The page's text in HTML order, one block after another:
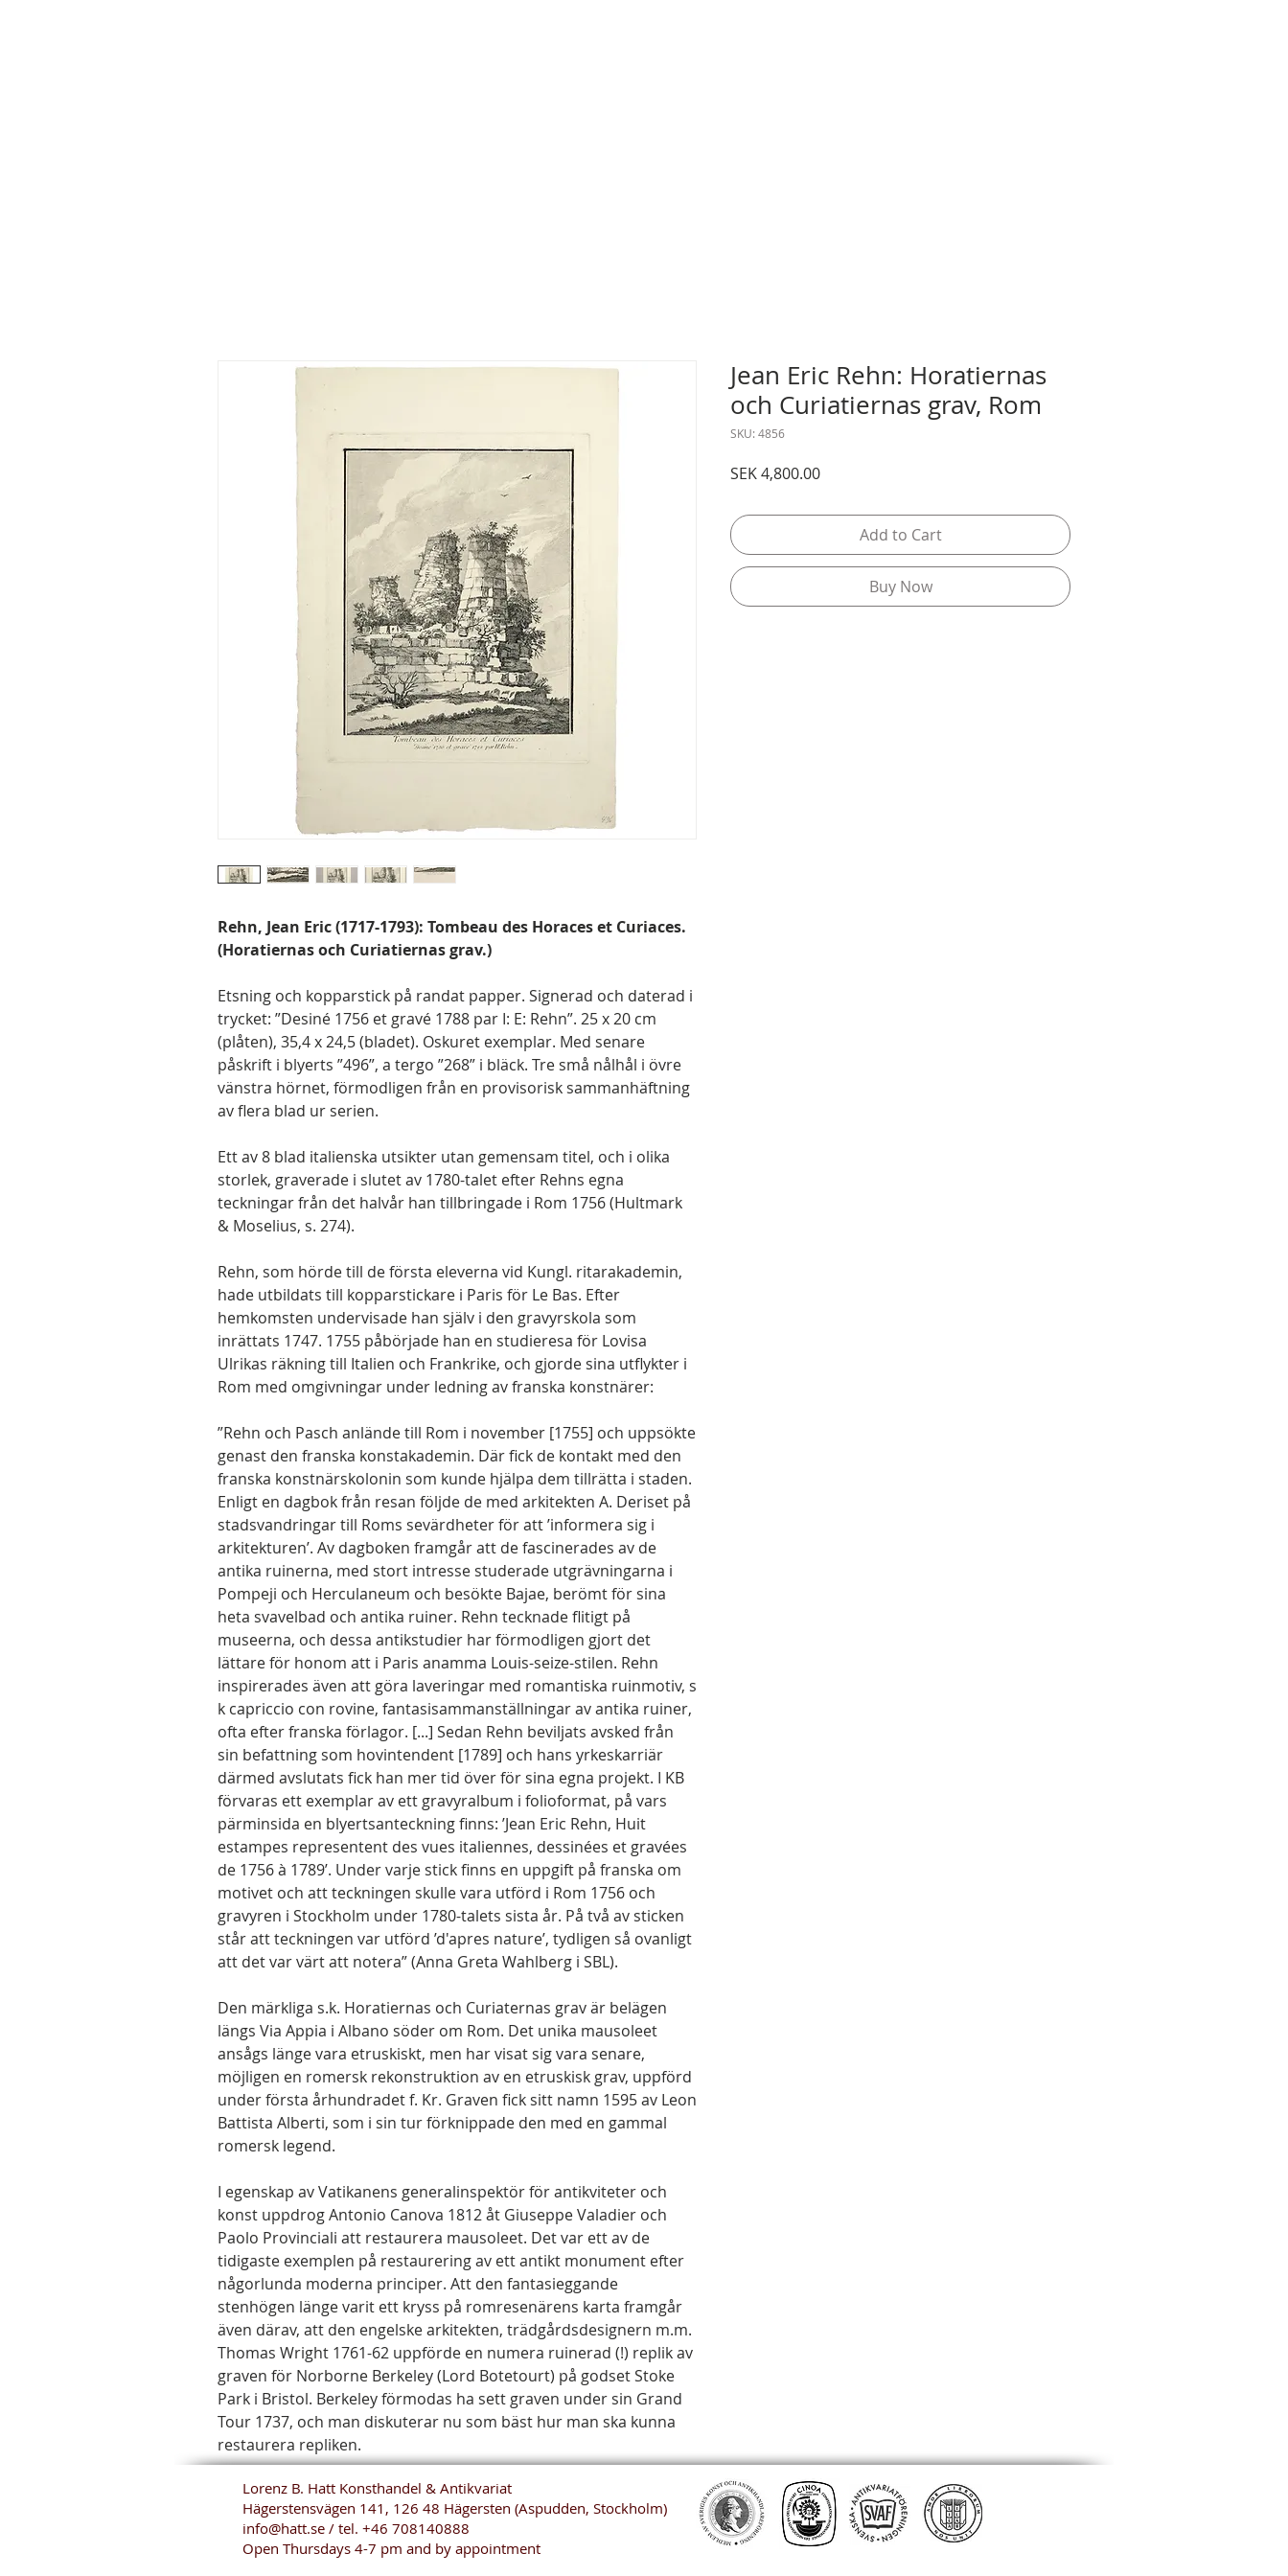
Rehn, Jean Eric (1717-1793): Tombeau des Horaces et Curiaces.
(Horatiernas och Curiatiernas grav.)
Etsning och kopparstick på randat papper. Signerad och daterad i
trycket: ”Desiné 1756 et gravé 1788 par I: E: Rehn”. 25 x 20 cm
(plåten), 35,4 x 24,5 (bladet). Oskuret exemplar. Med senare
påskrift i blyerts ”496”, a tergo ”268” i bläck. Tre små nålhål i övre
vänstra hörnet, förmodligen från en provisorisk sammanhäftning
av flera blad ur serien.
Ett av 8 blad italienska utsikter utan gemensam titel, och i olika
storlek, graverade i slutet av 1780-talet efter Rehns egna
teckningar från det halvår han tillbringade i Rom 1756 (Hultmark
& Moselius, s. 274).
Rehn, som hörde till de första eleverna vid Kungl. ritarakademin,
hade utbildats till kopparstickare i Paris för Le Bas. Efter
hemkomsten undervisade han själv i den gravyrskola som
inrättats 1747. 1755 påbörjade han en studieresa för Lovisa
Ulrikas räkning till Italien och Frankrike, och gjorde sina utflykter i
Rom med omgivningar under ledning av franska konstnärer:
”Rehn och Pasch anlände till Rom i november [1755] och uppsökte
genast den franska konstakademin. Där fick de kontakt med den
franska konstnärskolonin som kunde hjälpa dem tillrätta i staden.
Enligt en dagbok från resan följde de med arkitekten A. Deriset på
stadsvandringar till Roms sevärdheter för att ’informera sig i
arkitekturen’. Av dagboken framgår att de fascinerades av de
antika ruinerna, med stort intresse studerade utgrävningarna i
Pompeji och Herculaneum och besökte Bajae, berömt för sina
heta svavelbad och antika ruiner. Rehn tecknade flitigt på
museerna, och dessa antikstudier har förmodligen gjort det
lättare för honom att i Paris anamma Louis-seize-stilen. Rehn
inspirerades även att göra laveringar med romantiska ruinmotiv, s
k capriccio con rovine, fantasisammanställningar av antika ruiner,
ofta efter franska förlagor. [...] Sedan Rehn beviljats avsked från
sin befattning som hovintendent [1789] och hans yrkeskarriär
därmed avslutats fick han mer tid över för sina egna projekt. I KB
förvaras ett exemplar av ett gravyralbum i folioformat, på vars
pärminsida en blyertsanteckning finns: ’Jean Eric Rehn, Huit
estampes representent des vues italiennes, dessinées et gravées
de 1756 à 1789’. Under varje stick finns en uppgift på franska om
motivet och att teckningen skulle vara utförd i Rom 1756 och
gravyren i Stockholm under 1780-talets sista år. På två av sticken
står att teckningen var utförd ’d'apres nature’, tydligen så ovanligt
att det var värt att notera” (Anna Greta Wahlberg i SBL).
Den märkliga s.k. Horatiernas och Curiaternas grav är belägen
längs Via Appia i Albano söder om Rom. Det unika mausoleet
ansågs länge vara etruskiskt, men har visat sig vara senare,
möjligen en romersk rekonstruktion av en etruskisk grav, uppförd
under första århundradet f. Kr. Graven fick sitt namn 1595 av Leon
Battista Alberti, som i sin tur förknippade den med en gammal
romersk legend.
I egenskap av Vatikanens generalinspektör för antikviteter och
konst uppdrog Antonio Canova 1812 åt Giuseppe Valadier och
Paolo Provinciali att restaurera mausoleet. Det var ett av de
tidigaste exemplen på restaurering av ett antikt monument efter
någorlunda moderna principer. Att den fantasieggande
stenhögen länge varit ett kryss på romresenärens karta framgår
även därav, att den engelske arkitekten, trädgårdsdesignern m.m.
Thomas Wright 1761-62 uppförde en numera ruinerad (!) replik av
graven för Norborne Berkeley (Lord Botetourt) på godset Stoke
Park i Bristol. Berkeley förmodas ha sett graven under sin Grand
Tour 1737, och man diskuterar nu som bäst hur man ska kunna
restaurera repliken.
Jean Eric Rehn: Horatiernas
och Curiatiernas grav, Rom
SKU: 4856
SEK 4,800.00Price
Add to Cart
Buy Now
Lorenz B. Hatt Konsthandel & Antikvariat
Hägerstensvägen 141, 126 48 Hägersten (Aspudden, Stockholm)
info@hatt.se / tel. +46 708140888
Open Thursdays 4-7 pm and by appointment